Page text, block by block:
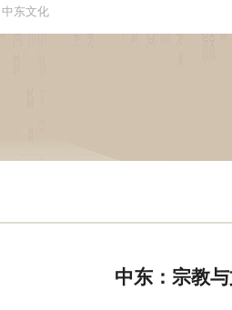
中东文化
中东：宗教